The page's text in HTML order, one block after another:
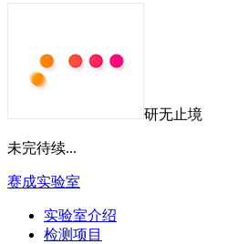
研无止境
未完待续...
赛成实验室
实验室介绍
检测项目